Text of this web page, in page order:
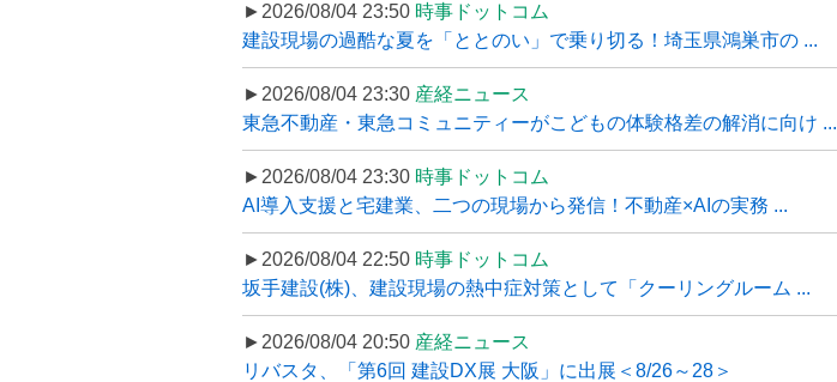
►2026/08/04 23:50 時事ドットコム
建設現場の過酷な夏を「ととのい」で乗り切る！埼玉県鴻巣市の ...
►2026/08/04 23:30 産経ニュース
東急不動産・東急コミュニティーがこどもの体験格差の解消に向け ...
►2026/08/04 23:30 時事ドットコム
AI導入支援と宅建業、二つの現場から発信！不動産×AIの実務 ...
►2026/08/04 22:50 時事ドットコム
坂手建設(株)、建設現場の熱中症対策として「クーリングルーム ...
►2026/08/04 20:50 産経ニュース
リバスタ、「第6回 建設DX展 大阪」に出展＜8/26～28＞